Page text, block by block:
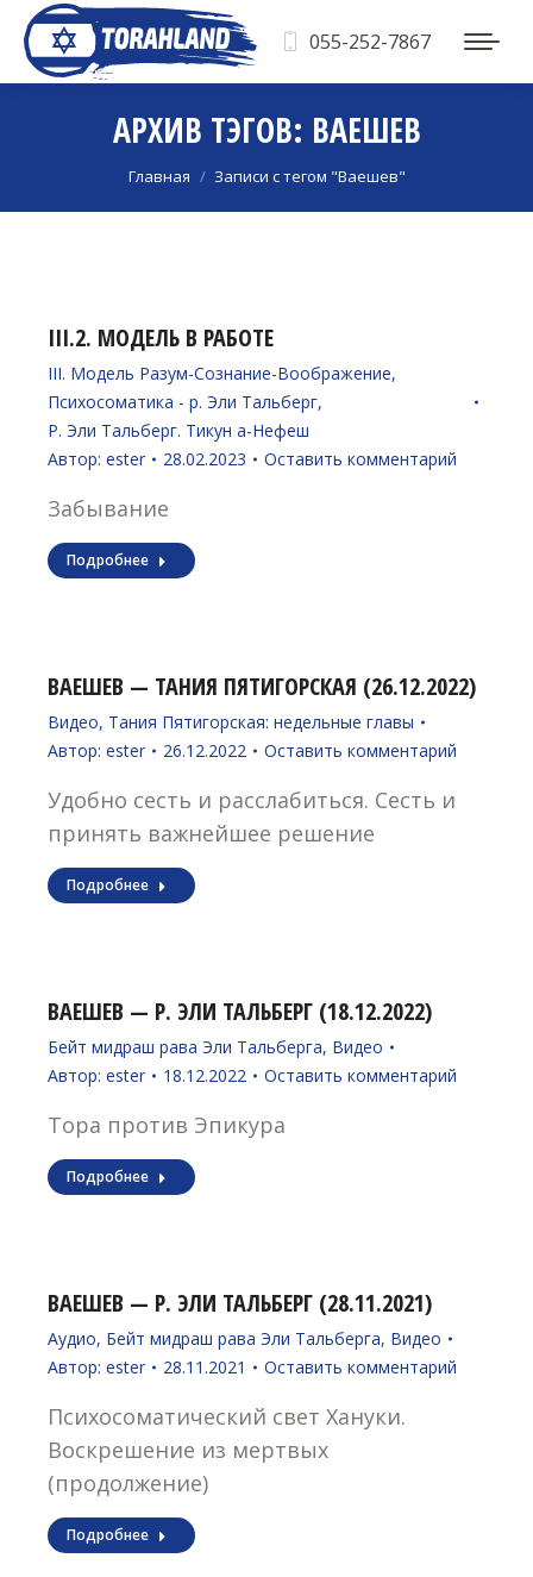
055-252-7867
АРХИВ ТЭГОВ: ВАЕШЕВ
Вы здесь:
Главная Записи с тегом "Ваешев"
III.2. МОДЕЛЬ В РАБОТЕ
III. Модель Разум-Сознание-Воображение,
Психосоматика - р. Эли Тальберг,
Р. Эли Тальберг. Тикун а-Нефеш
Автор: ester 28.02.2023 Оставить комментарий
Забывание
Подробнее
ВАЕШЕВ — ТАНИЯ ПЯТИГОРСКАЯ (26.12.2022)
Видео, Тания Пятигорская: недельные главы
Автор: ester 26.12.2022 Оставить комментарий
Удобно сесть и расслабиться. Сесть и
принять важнейшее решение
Подробнее
ВАЕШЕВ — Р. ЭЛИ ТАЛЬБЕРГ (18.12.2022)
Бейт мидраш рава Эли Тальберга, Видео
Автор: ester 18.12.2022 Оставить комментарий
Тора против Эпикура
Подробнее
ВАЕШЕВ — Р. ЭЛИ ТАЛЬБЕРГ (28.11.2021)
Аудио, Бейт мидраш рава Эли Тальберга, Видео
Автор: ester 28.11.2021 Оставить комментарий
Психосоматический свет Хануки.
Воскрешение из мертвых
(продолжение)
Подробнее